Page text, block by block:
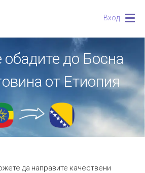
Вход
обадите до Босна
от Етиопия
да направите качествени